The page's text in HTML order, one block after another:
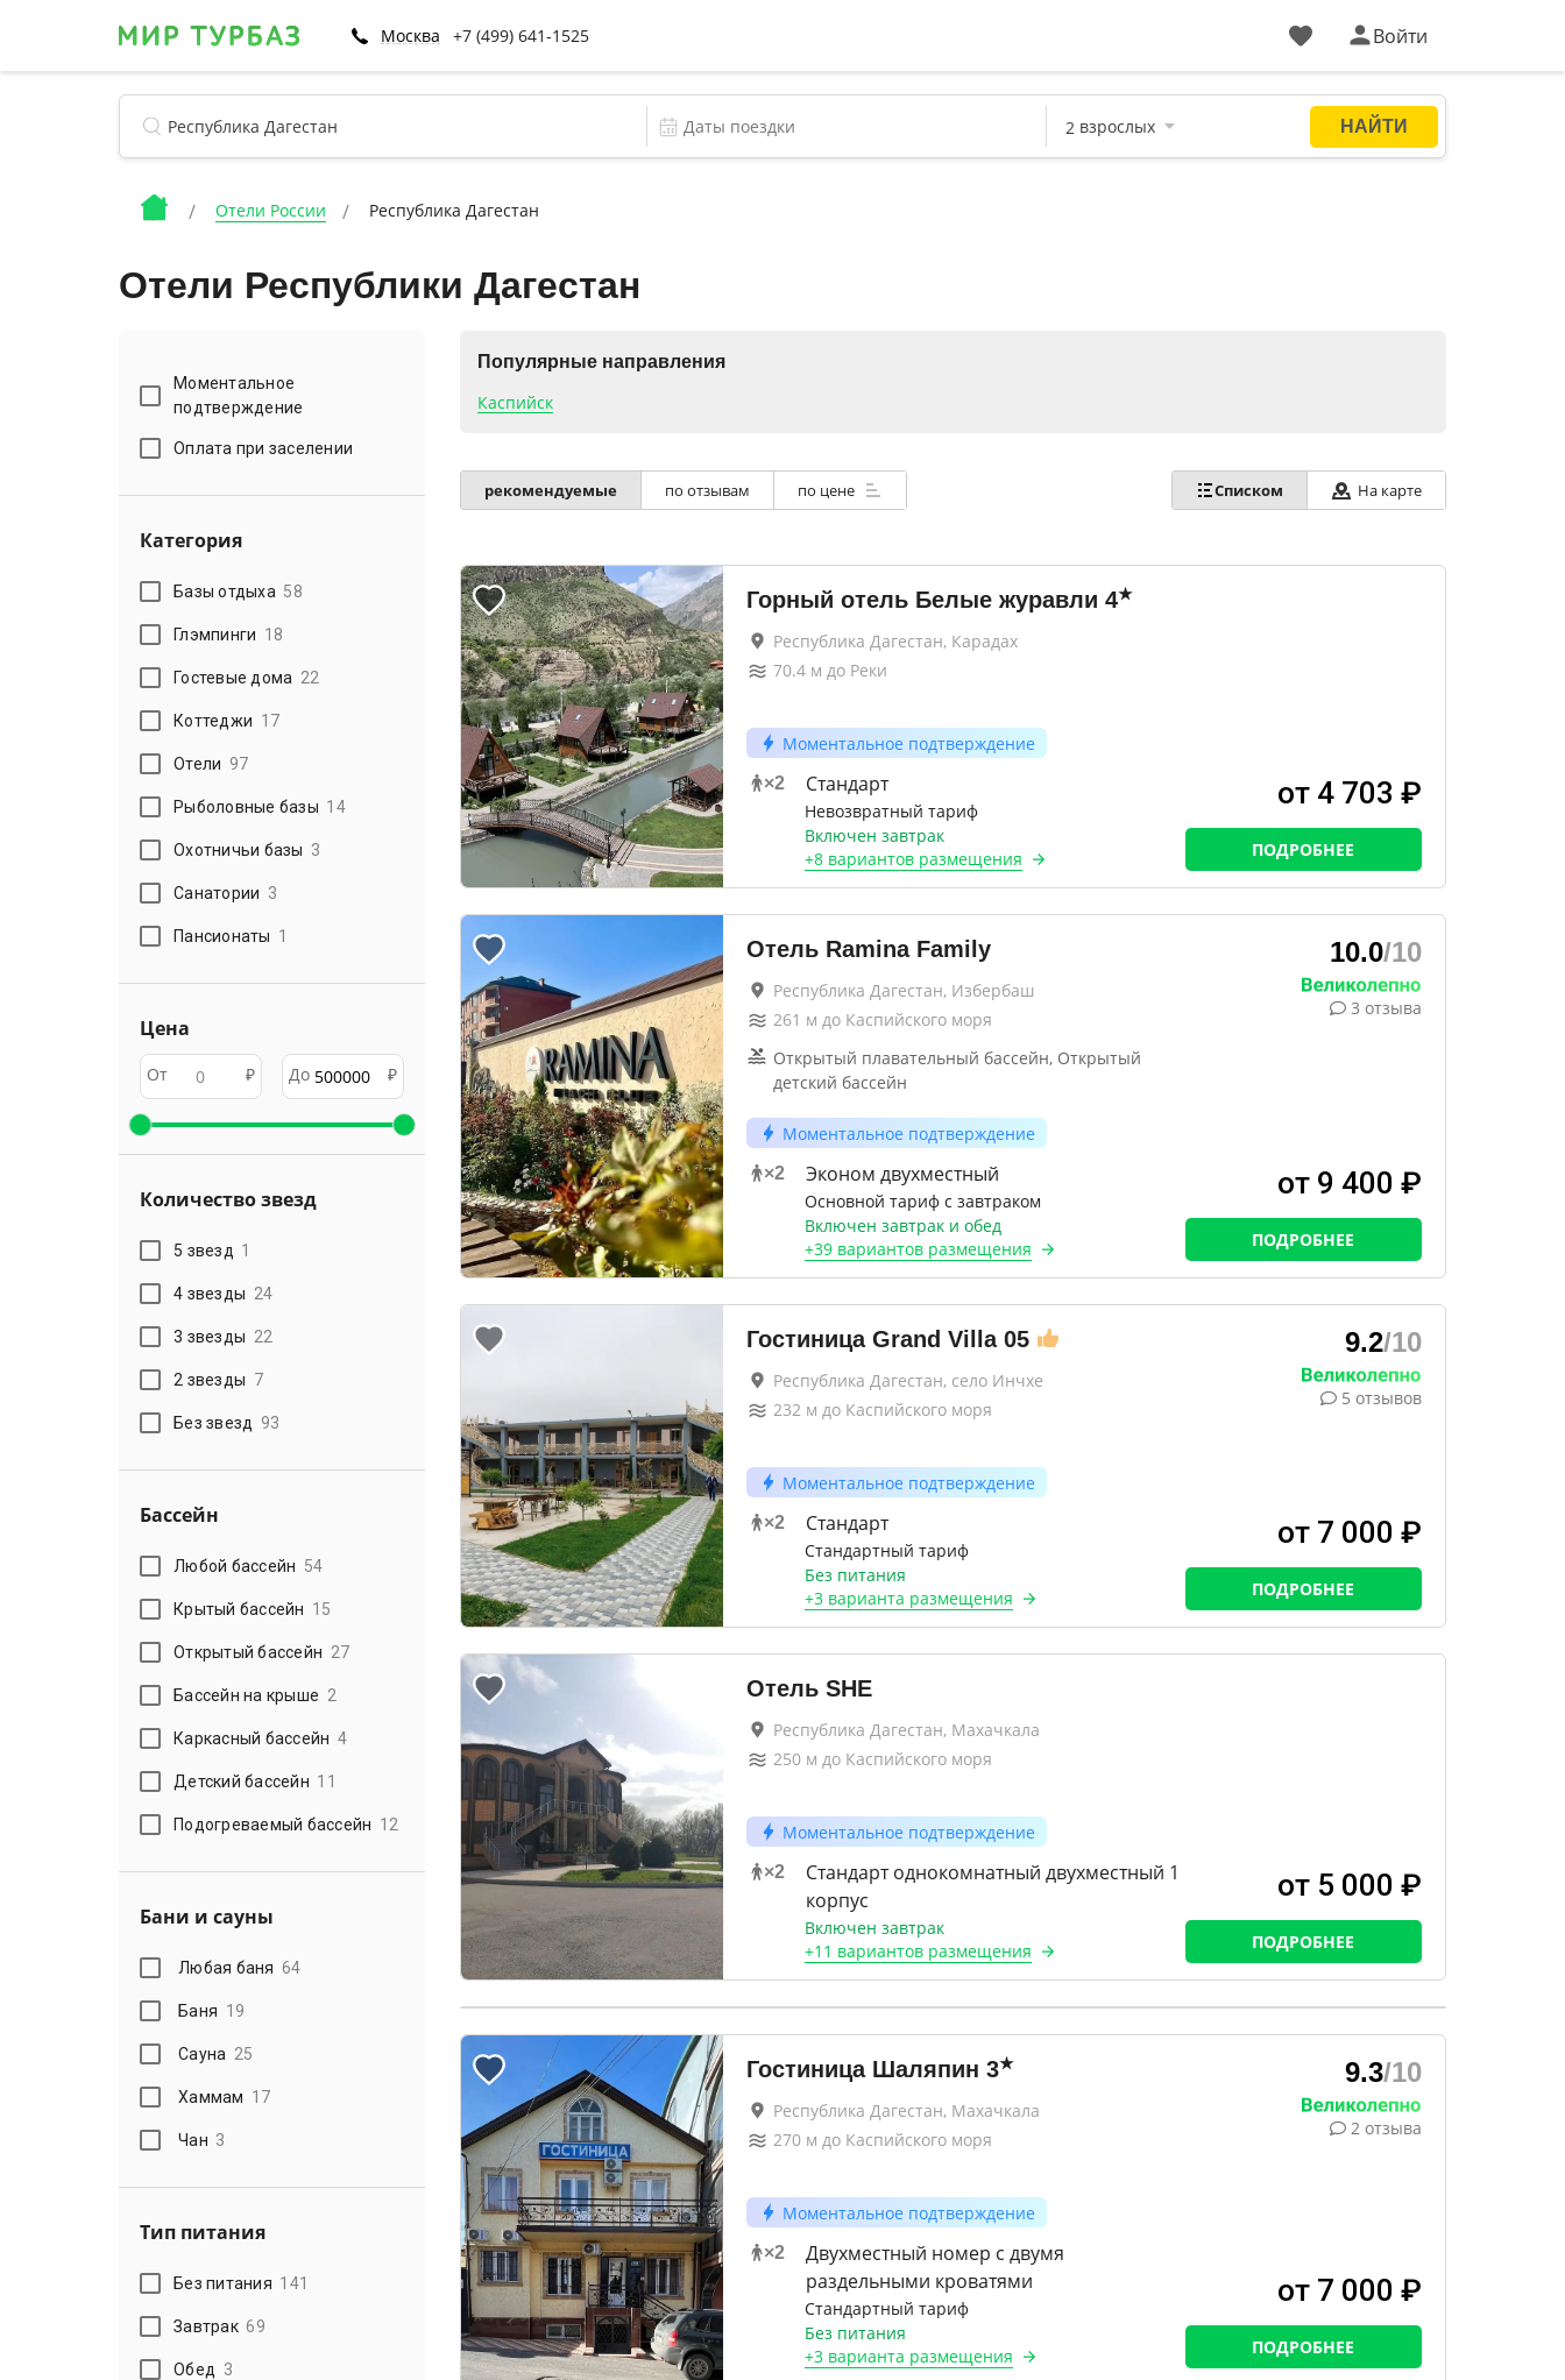
Москва +7 (499) 641-1525 Войти
Отели России Республика Дагестан
Отели Республики Дагестан
Моментальное
подтверждение
Оплата при заселении
Категория
Базы отдыха 58
Глэмпинги 18
Гостевые дома 22
Коттеджи 17
Отели 97
Рыболовные базы 14
Охотничьи базы 3
Санатории 3
Пансионаты 1
Цена
От ₽ До ₽
Количество звезд
5 звезд 1
4 звезды 24
3 звезды 22
2 звезды 7
Без звезд 93
Бассейн
Любой бассейн 54
Крытый бассейн 15
Открытый бассейн 27
Бассейн на крыше 2
Каркасный бассейн 4
Детский бассейн 11
Подогреваемый бассейн 12
Бани и сауны
Любая баня 64
Баня 19
Сауна 25
Хаммам 17
Чан 3
Тип питания
Без питания 141
Завтрак 69
Обед 3
Популярные направления
Каспийск
рекомендуемые по отзывам по цене Списком На карте
Горный отель Белые журавли 4★
Республика Дагестан, Карадах
70.4м до Реки
Моментальное подтверждение
×2 Стандарт
Невозвратный тариф
Включен завтрак
+8 вариантовразмещения
от 4 703 ₽
ПОДРОБНЕЕ
Отель Ramina Family
Республика Дагестан, Избербаш
261 м до Каспийского моря
Открытый плавательный бассейн, Открытый
детский бассейн
Моментальное подтверждение
×2 Эконом двухместный
Основной тариф с завтраком
Включен завтрак и обед
+39 вариантовразмещения
10.0/10
3 отзыва
от 9 400 ₽
ПОДРОБНЕЕ
Гостиница Grand Villa 05
Республика Дагестан, село Инчхе
232м до Каспийского моря
Моментальное подтверждение
×2 Стандарт
Стандартный тариф
Без питания
+3 варианта размещения
9.2/10
5 отзывов
от 7 000 ₽
ПОДРОБНЕЕ
Отель SHE
Республика Дагестан, Махачкала
250м до Каспийского моря
Моментальное подтверждение
×2
Стандарт однокомнатный двухместный 1
корпус
Включен завтрак
+11 вариантовразмещения
от 5 000 ₽
ПОДРОБНЕЕ
Гостиница Шаляпин 3★
Республика Дагестан, Махачкала
270м до Каспийского моря
Моментальное подтверждение
×2
Двухместный номер с двумя
раздельными кроватями
Стандартный тариф
Без питания
+3 варианта размещения
9.3/10
2 отзыва
от 7 000 ₽
ПОДРОБНЕЕ